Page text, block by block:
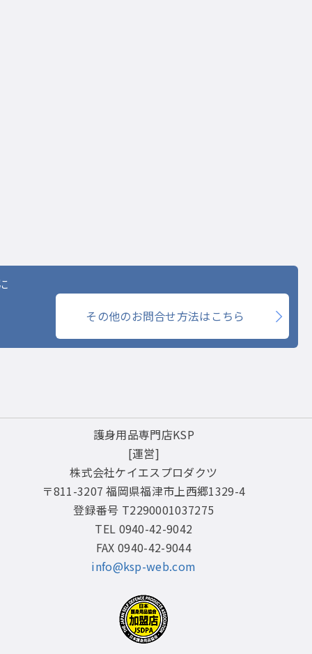
その他のお問合せ方法はこちら
護身用品専門店KSP
[運営]
株式会社ケイエスプロダクツ
〒811-3207 福岡県福津市上西郷1329-4
登録番号 T2290001037275
TEL 0940-42-9042
FAX 0940-42-9044
info@ksp-web.com